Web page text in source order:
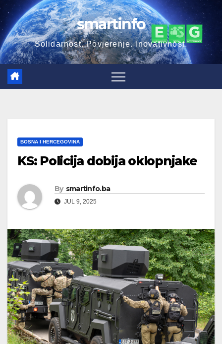
Skip
to
content
smartinfo
Solidarnost. Povjerenje. Inovativnost.
BOSNA I HERCEGOVINA
KS: Policija dobija oklopnjake
By smartinfo.ba
JUL 9, 2025